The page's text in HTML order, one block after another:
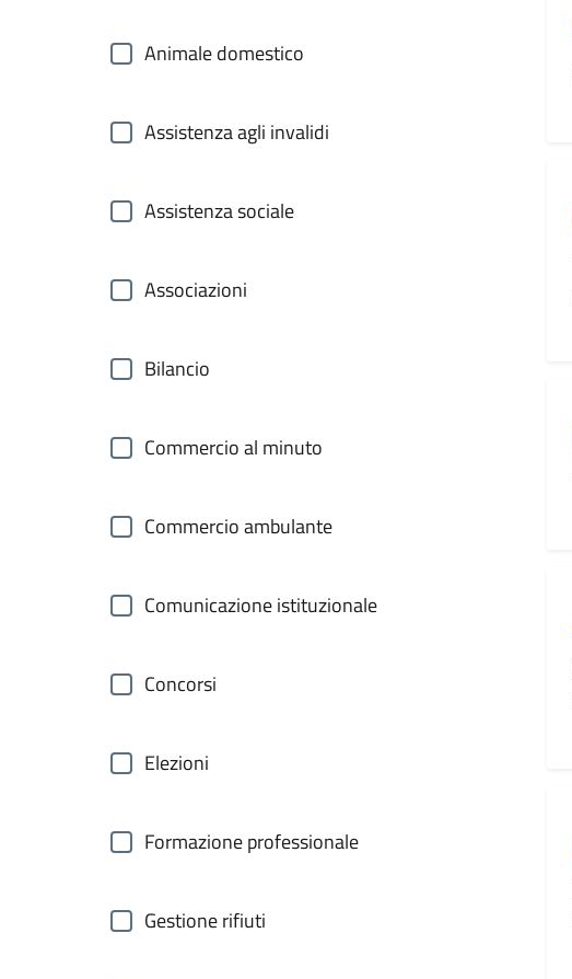
Animale domestico
Assistenza agli invalidi
Assistenza sociale
Associazioni
Bilancio
Commercio al minuto
Commercio ambulante
Comunicazione istituzionale
Concorsi
Elezioni
Formazione professionale
Gestione rifiuti